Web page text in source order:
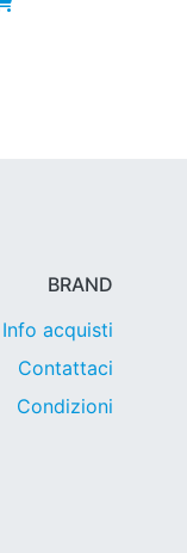
BRAND
Info acquisti
Contattaci
Condizioni